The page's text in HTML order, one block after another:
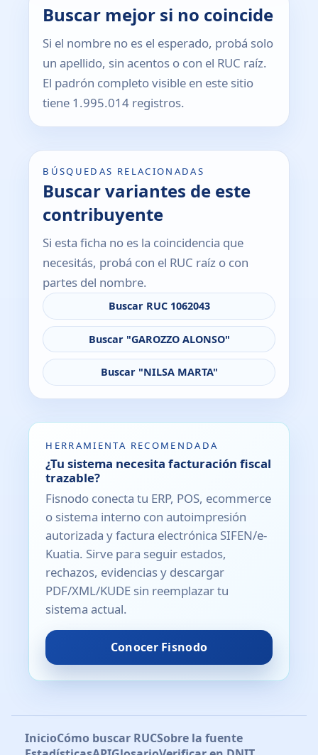
Buscar mejor si no coincide
Si el nombre no es el esperado, probá solo
un apellido, sin acentos o con el RUC raíz.
El padrón completo visible en este sitio
tiene 1.995.014 registros.
BÚSQUEDAS RELACIONADAS
Buscar variantes de este
contribuyente
Si esta ficha no es la coincidencia que
necesitás, probá con el RUC raíz o con
partes del nombre.
Buscar RUC 1062043
Buscar "GAROZZO ALONSO"
Buscar "NILSA MARTA"
HERRAMIENTA RECOMENDADA
¿Tu sistema necesita facturación fiscal
trazable?
Fisnodo conecta tu ERP, POS, ecommerce
o sistema interno con autoimpresión
autorizada y factura electrónica SIFEN/e-
Kuatia. Sirve para seguir estados,
rechazos, evidencias y descargar
PDF/XML/KUDE sin reemplazar tu
sistema actual.
Conocer Fisnodo
InicioCómo buscar RUCSobre la fuente